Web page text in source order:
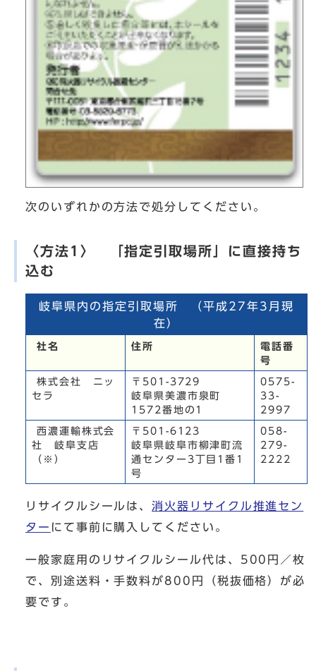
次のいずれかの方法で処分してください。
〈方法1〉 「指定引取場所」に直接持ち
込む
岐阜県内の指定引取場所 （平成27年3月現
在）
社名 住所
電話番
号
株式会社 ニッ
セラ
〒501-3729
岐阜県美濃市泉町
1572番地の1
0575-
33-
2997
西濃運輸株式会
社 岐阜支店
（※）
〒501-6123
岐阜県岐阜市柳津町流
通センター3丁目1番1
号
058-
279-
2222
リサイクルシールは、消火器リサイクル推進セン
ター にて事前に購入してください。
一般家庭用のリサイクルシール代は、500円／枚
で、別途送料・手数料が800円（税抜価格）が必
要です。